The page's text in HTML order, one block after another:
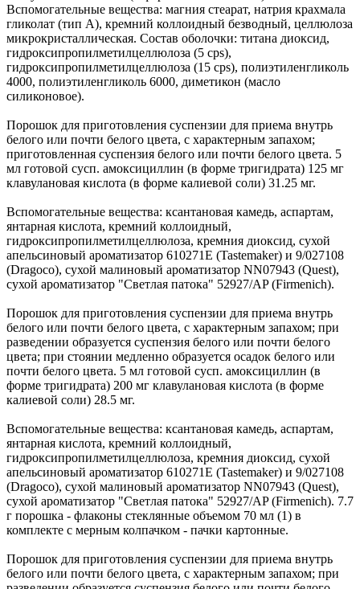
Вспомогательные вещества: магния стеарат, натрия крахмала
гликолат (тип А), кремний коллоидный безводный, целлюлоза
микрокристаллическая. Состав оболочки: титана диоксид,
гидроксипропилметилцеллюлоза (5 cps),
гидроксипропилметилцеллюлоза (15 cps), полиэтиленгликоль
4000, полиэтиленгликоль 6000, диметикон (масло
силиконовое).
Порошок для приготовления суспензии для приема внутрь
белого или почти белого цвета, с характерным запахом;
приготовленная суспензия белого или почти белого цвета. 5
мл готовой сусп. амоксициллин (в форме тригидрата) 125 мг
клавулановая кислота (в форме калиевой соли) 31.25 мг.
Вспомогательные вещества: ксантановая камедь, аспартам,
янтарная кислота, кремний коллоидный,
гидроксипропилметилцеллюлоза, кремния диоксид, сухой
апельсиновый ароматизатор 610271Е (Tastemaker) и 9/027108
(Dragoco), сухой малиновый ароматизатор NN07943 (Quest),
сухой ароматизатор "Светлая патока" 52927/AP (Firmenich).
Порошок для приготовления суспензии для приема внутрь
белого или почти белого цвета, с характерным запахом; при
разведении образуется суспензия белого или почти белого
цвета; при стоянии медленно образуется осадок белого или
почти белого цвета. 5 мл готовой сусп. амоксициллин (в
форме тригидрата) 200 мг клавулановая кислота (в форме
калиевой соли) 28.5 мг.
Вспомогательные вещества: ксантановая камедь, аспартам,
янтарная кислота, кремний коллоидный,
гидроксипропилметилцеллюлоза, кремния диоксид, сухой
апельсиновый ароматизатор 610271Е (Tastemaker) и 9/027108
(Dragoco), сухой малиновый ароматизатор NN07943 (Quest),
сухой ароматизатор "Светлая патока" 52927/AP (Firmenich). 7.7
г порошка - флаконы стеклянные объемом 70 мл (1) в
комплекте с мерным колпачком - пачки картонные.
Порошок для приготовления суспензии для приема внутрь
белого или почти белого цвета, с характерным запахом; при